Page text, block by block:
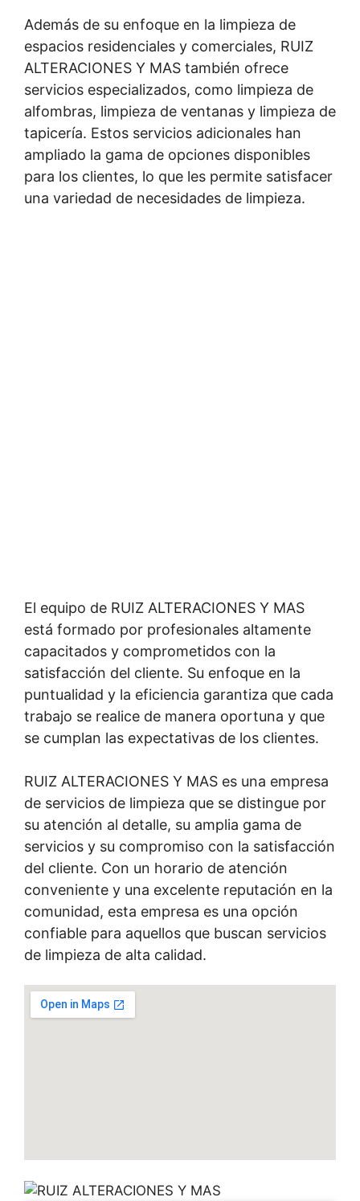
Además de su enfoque en la limpieza de
espacios residenciales y comerciales, RUIZ
ALTERACIONES Y MAS también ofrece
servicios especializados, como limpieza de
alfombras, limpieza de ventanas y limpieza de
tapicería. Estos servicios adicionales han
ampliado la gama de opciones disponibles
para los clientes, lo que les permite satisfacer
una variedad de necesidades de limpieza.
El equipo de RUIZ ALTERACIONES Y MAS
está formado por profesionales altamente
capacitados y comprometidos con la
satisfacción del cliente. Su enfoque en la
puntualidad y la eficiencia garantiza que cada
trabajo se realice de manera oportuna y que
se cumplan las expectativas de los clientes.
RUIZ ALTERACIONES Y MAS es una empresa
de servicios de limpieza que se distingue por
su atención al detalle, su amplia gama de
servicios y su compromiso con la satisfacción
del cliente. Con un horario de atención
conveniente y una excelente reputación en la
comunidad, esta empresa es una opción
confiable para aquellos que buscan servicios
de limpieza de alta calidad.